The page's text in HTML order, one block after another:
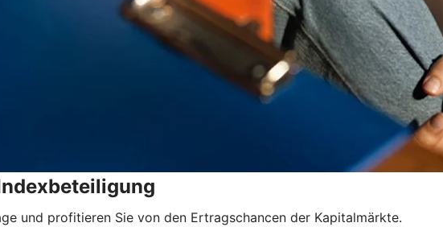
und profitieren Sie von den Ertragschancen der Kapitalmärkte.